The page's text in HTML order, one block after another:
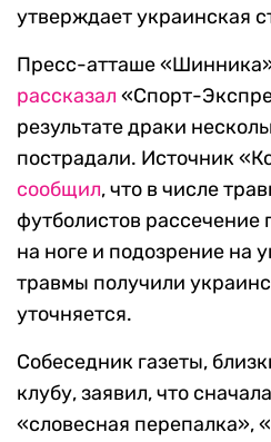
утверждает украинская
Пресс-атташе
рассказал «Спорт-
результате драки
пострадали. Источник
сообщил, что в числе
футболистов рассечение
на ноге и подозрение на
травмы получили
уточняется.
Собеседник газеты,
клубу, заявил, что
«словесная перепалка»,